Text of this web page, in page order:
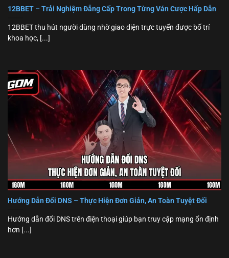
12BBET – Trải Nghiệm Đẳng Cấp Trong Từng Ván Cược Hấp Dẫn
12BBET thu hút người dùng nhờ giao diện trực tuyến được bố trí
khoa học, [...]
Hướng Dẫn Đổi DNS – Thực Hiện Đơn Giản, An Toàn Tuyệt Đối
Hướng dẫn đổi DNS trên điện thoại giúp bạn truy cập mạng ổn định
hơn [...]